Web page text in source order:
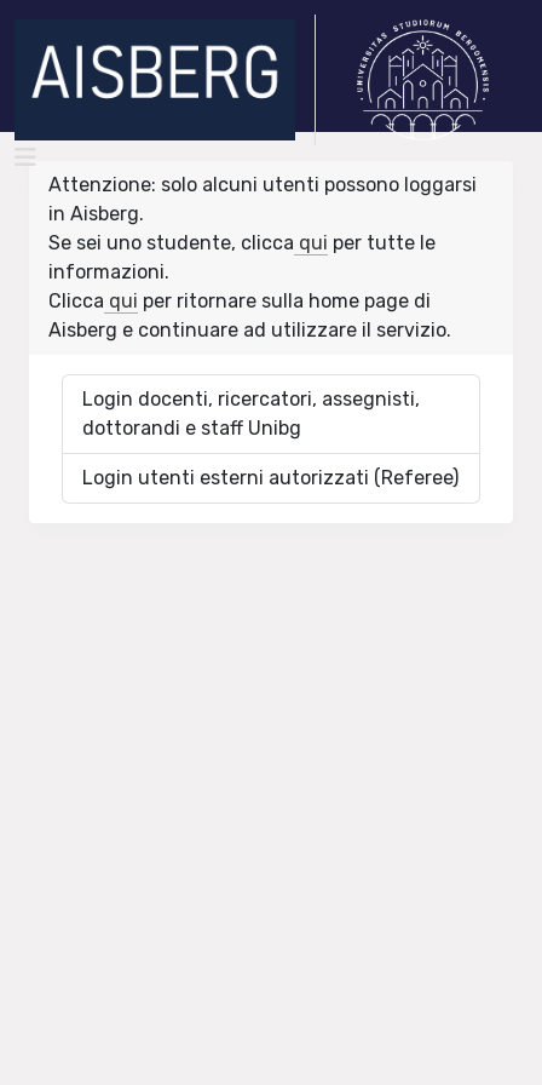
Attenzione: solo alcuni utenti possono loggarsi
in Aisberg.
Se sei uno studente, clicca qui per tutte le
informazioni.
Clicca qui per ritornare sulla home page di
Aisberg e continuare ad utilizzare il servizio.
Login docenti, ricercatori, assegnisti,
dottorandi e staff Unibg
Login utenti esterni autorizzati (Referee)